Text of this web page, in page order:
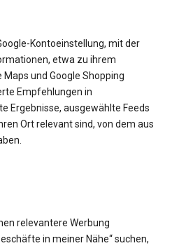
Kontoeinstellung, mit der
etwa zu ihrem
und Google Shopping
Empfehlungen in
Ergebnisse, ausgewählte Feeds
Ort relevant sind, von dem aus
relevantere Werbung
in meiner Nähe“ suchen,